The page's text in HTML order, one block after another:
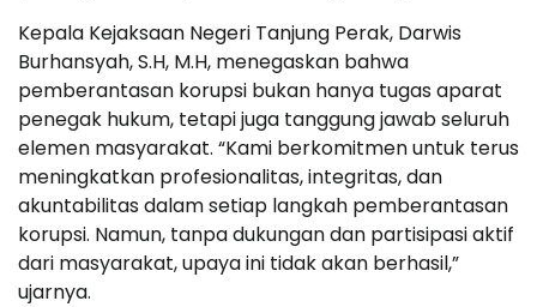
Kepala Kejaksaan Negeri Tanjung Perak, Darwis
Burhansyah, S.H, M.H, menegaskan bahwa
pemberantasan korupsi bukan hanya tugas aparat
penegak hukum, tetapi juga tanggung jawab seluruh
elemen masyarakat. “Kami berkomitmen untuk terus
meningkatkan profesionalitas, integritas, dan
akuntabilitas dalam setiap langkah pemberantasan
korupsi. Namun, tanpa dukungan dan partisipasi aktif
dari masyarakat, upaya ini tidak akan berhasil,”
ujarnya.